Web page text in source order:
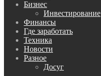
Бизнес
Инвестирование
Финансы
Где заработать
Техника
Новости
Разное
Досуг